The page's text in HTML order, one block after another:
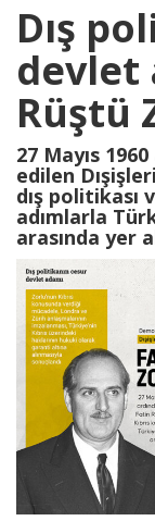
Dış
devlet
Rüştü
27 Mayıs
edilen
dış politikası
adımlarla
arasında yer